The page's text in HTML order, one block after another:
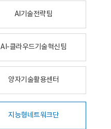
AI기술전략팀
AI-클라우드기술혁신팀
양자기술활용센터
지능형네트워크단